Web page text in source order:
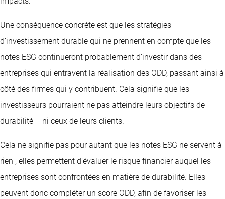
Une conséquence concrète est que les stratégies
d’investissement durable qui ne prennent en compte que les
notes ESG continueront probablement d’investir dans des
entreprises qui entravent la réalisation des ODD, passant ainsi à
côté des firmes qui y contribuent. Cela signifie que les
investisseurs pourraient ne pas atteindre leurs objectifs de
durabilité – ni ceux de leurs clients.
Cela ne signifie pas pour autant que les notes ESG ne servent à
rien ; elles permettent d’évaluer le risque financier auquel les
entreprises sont confrontées en matière de durabilité. Elles
peuvent donc compléter un score ODD, afin de favoriser les